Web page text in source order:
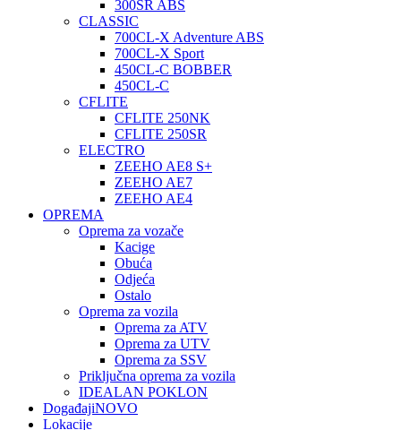
300SR ABS
CLASSIC
700CL-X Adventure ABS
700CL-X Sport
450CL-C BOBBER
450CL-C
CFLITE
CFLITE 250NK
CFLITE 250SR
ELECTRO
ZEEHO AE8 S+
ZEEHO AE7
ZEEHO AE4
OPREMA
Oprema za vozače
Kacige
Obuća
Odjeća
Ostalo
Oprema za vozila
Oprema za ATV
Oprema za UTV
Oprema za SSV
Priključna oprema za vozila
IDEALAN POKLON
DogađajiNOVO
Lokacije